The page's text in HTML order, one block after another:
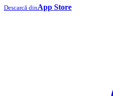
Descarcă dinApp Store